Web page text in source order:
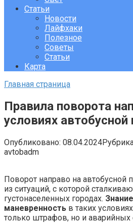
Статьи
Новости
Лайфхаки
Полезное
Советы
Статьи
Карта
Главная страница
Правила поворота
условиях
Опубликовано: 08.04.2024
avtobadm
Поворот направо на автобусной
из ситуаций, с которой
густонаселенных городах.
маневренность в таких
только штрафов, но и аварийных